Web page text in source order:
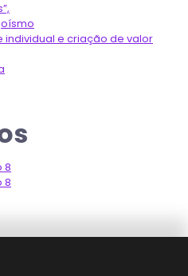
e criação de valor
8
8